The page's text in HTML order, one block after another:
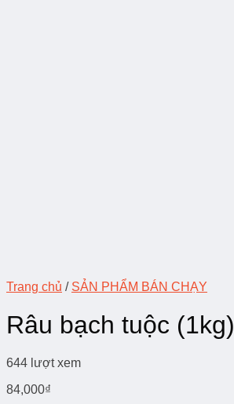
Trang chủ / SẢN PHẨM BÁN CHẠY
Râu bạch tuộc (1kg)
644 lượt xem
84,000₫